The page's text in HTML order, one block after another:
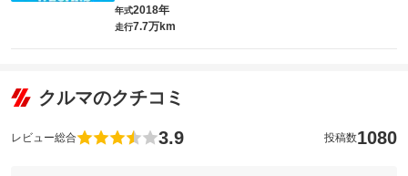
年式2018年
走行7.7万km
クルマのクチコミ
レビュー総合 3.9 投稿数1080